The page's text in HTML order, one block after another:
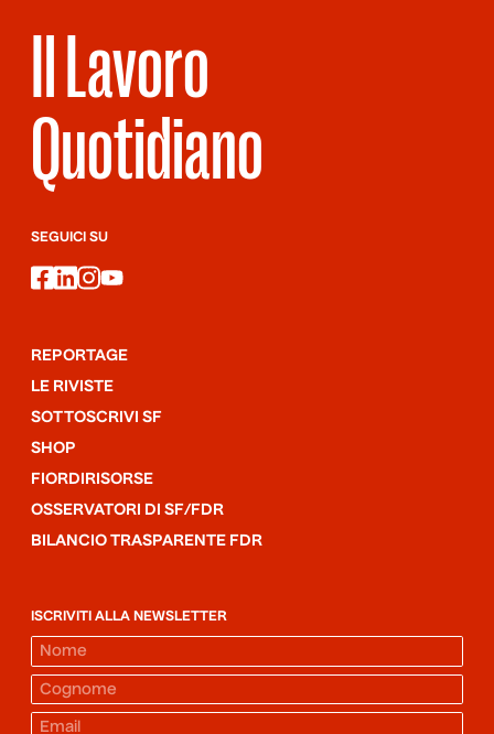
Il Lavoro
Quotidiano
SEGUICI SU
facebook
linkedin
instagram
youtube
REPORTAGE
LE RIVISTE
SOTTOSCRIVI SF
SHOP
FIORDIRISORSE
OSSERVATORI DI SF/FDR
BILANCIO TRASPARENTE FDR
ISCRIVITI ALLA NEWSLETTER